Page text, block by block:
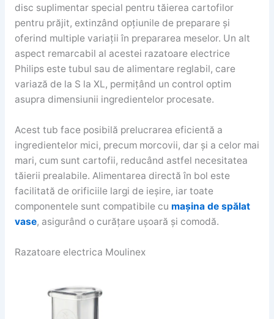
disc suplimentar special pentru tăierea cartofilor
pentru prăjit, extinzând opțiunile de preparare și
oferind multiple variații în prepararea meselor. Un alt
aspect remarcabil al acestei razatoare electrice
Philips este tubul sau de alimentare reglabil, care
variază de la S la XL, permițând un control optim
asupra dimensiunii ingredientelor procesate.
Acest tub face posibilă prelucrarea eficientă a
ingredientelor mici, precum morcovii, dar și a celor mai
mari, cum sunt cartofii, reducând astfel necesitatea
tăierii prealabile. Alimentarea directă în bol este
facilitată de orificiile largi de ieșire, iar toate
componentele sunt compatibile cu mașina de spălat
vase, asigurând o curățare ușoară și comodă.
Razatoare electrica Moulinex